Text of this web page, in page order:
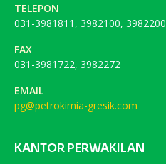
TELEPON
031-3981811, 3982100, 3982200
FAX
031-3981722, 3982272
EMAIL
pg@petrokimia-gresik.com
KANTOR PERWAKILAN